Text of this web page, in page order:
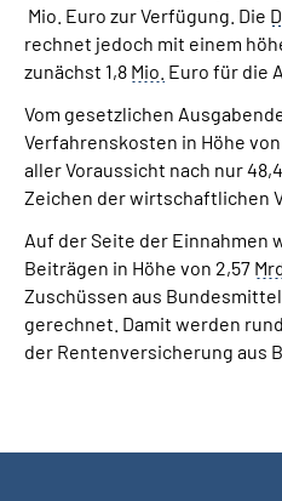
Mio. Euro zur Verfügung. Die
rechnet jedoch mit einem
zunächst 1,8 Mio. Euro für die
Vom gesetzlichen
Verfahrenskosten in Höhe
aller Voraussicht nach nur 48,4
Zeichen der wirtschaftlichen
Auf der Seite der Einnahmen
Beiträgen in Höhe von 2,57
Zuschüssen aus
gerechnet. Damit werden
der Rentenversicherung aus